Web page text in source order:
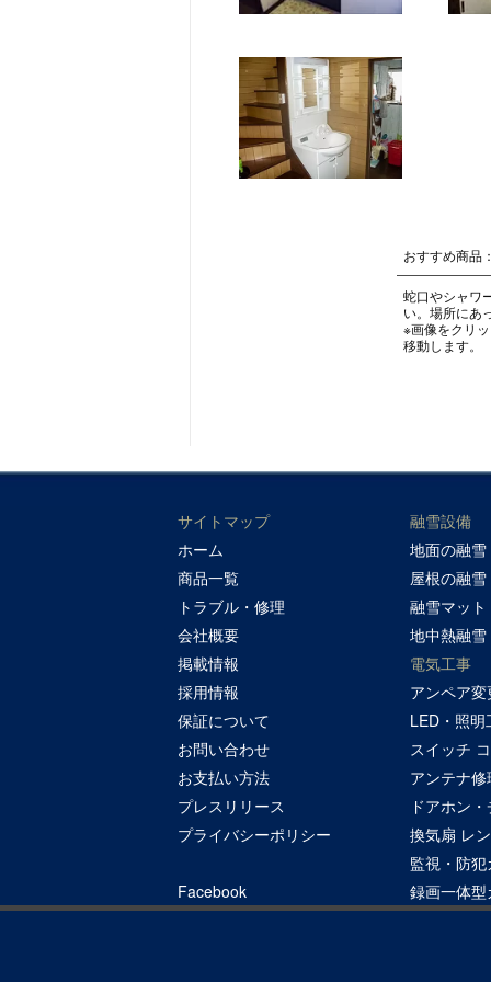
おすすめ商品
蛇口やシャワ
い。場所にあ
※画像をクリ
移動します。
サイトマップ
ホーム
商品一覧
トラブル・修理
会社概要
掲載情報
採用情報
保証について
お問い合わせ
お支払い方法
プレスリリース
プライバシーポリシー
Facebook
融雪設備
地面の融雪
屋根の融雪
融雪マット
地中熱融雪
電気工事
アンペア変
LED・照明
スイッチ
アンテナ
ドアホン
換気扇 レ
監視・防
録画一体